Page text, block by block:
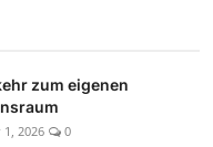
zum eigenen
1, 2026 0